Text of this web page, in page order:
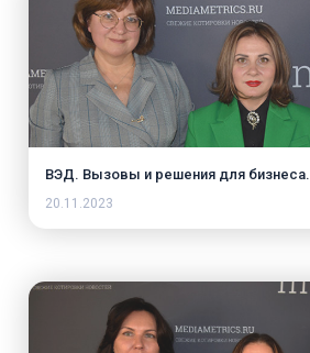
ВЭД. Вызовы и решения для бизнеса.
20.11.2023